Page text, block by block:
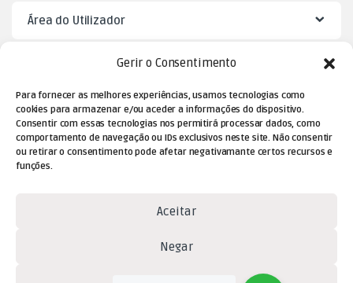
Gerir o Consentimento
Para fornecer as melhores experiências, usamos tecnologias como
cookies para armazenar e/ou aceder a informações do dispositivo.
Consentir com essas tecnologias nos permitirá processar dados, como
comportamento de navegação ou IDs exclusivos neste site. Não consentir
ou retirar o consentimento pode afetar negativamante certos recursos e
funções.
Aceitar
Negar
Área do Utilizador
Dúvidas? Contacte-nos!